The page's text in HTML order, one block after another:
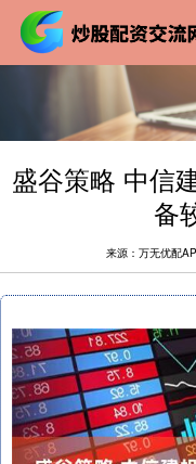
盛谷策略 中信
备
来源：万无优配